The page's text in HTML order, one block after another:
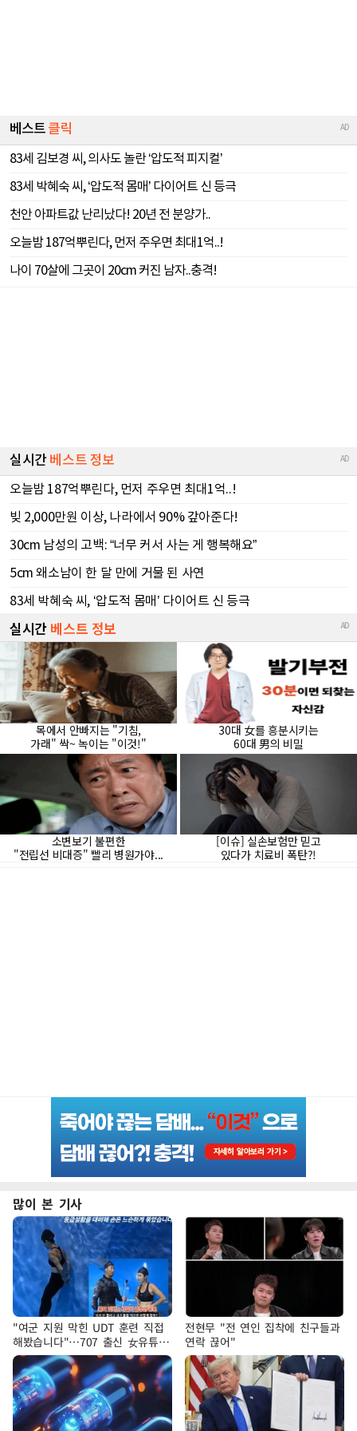
많이 본 기사
"여군 지원 막힌 UDT 훈련 직접
해봤습니다"…707 출신 女유튜버
'완벽 소화'
전현무 "전 연인 집착에 친구들과
연락 끊어"